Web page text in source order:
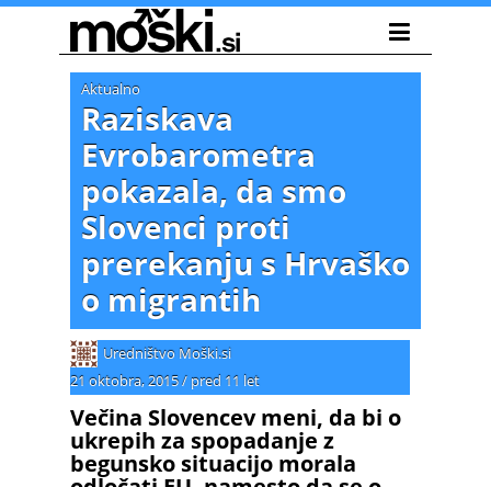
Aktualno
Raziskava
Evrobarometra
pokazala, da smo
Slovenci proti
prerekanju s Hrvaško
o migrantih
Uredništvo Moški.si
21 oktobra, 2015/ pred 11 let
Večina Slovencev meni, da bi o
ukrepih za spopadanje z
begunsko situacijo morala